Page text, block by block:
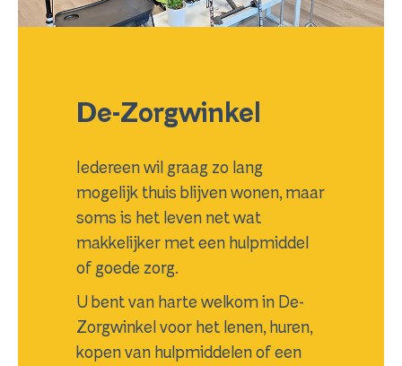
De-Zorgwinkel
Iedereen wil graag zo lang
mogelijk thuis blijven wonen, maar
soms is het leven net wat
makkelijker met een hulpmiddel
of goede zorg.
U bent van harte welkom in De-
Zorgwinkel voor het lenen, huren,
kopen van hulpmiddelen of een